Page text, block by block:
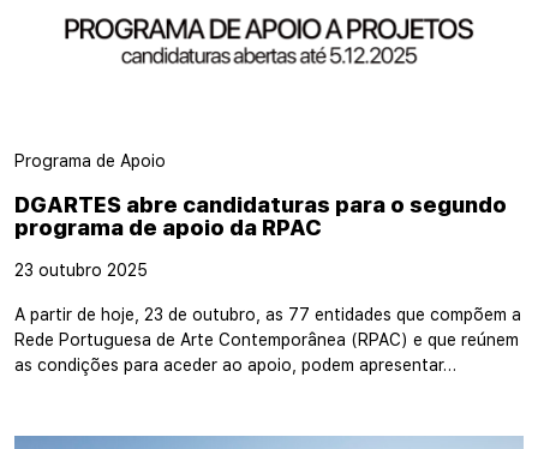
Programa de Apoio
DGARTES abre candidaturas para o segundo
programa de apoio da RPAC
23 outubro 2025
A partir de hoje, 23 de outubro, as 77 entidades que compõem a
Rede Portuguesa de Arte Contemporânea (RPAC) e que reúnem
as condições para aceder ao apoio, podem apresentar…